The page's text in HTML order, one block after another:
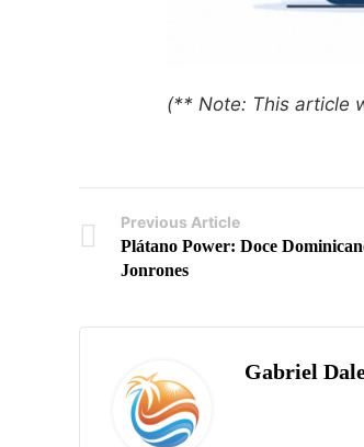
(** Note: This article
Previous Article
Plátano Power: Doce
Jonrones
Gabriel